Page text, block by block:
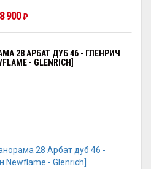
8 900₽
28 АРБАТ ДУБ 46 - ГЛЕНРИЧ
- GLENRICH]